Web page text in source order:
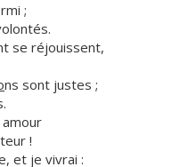
;
se réjouissent,
ns sont justes ;
!
et je vivrai :